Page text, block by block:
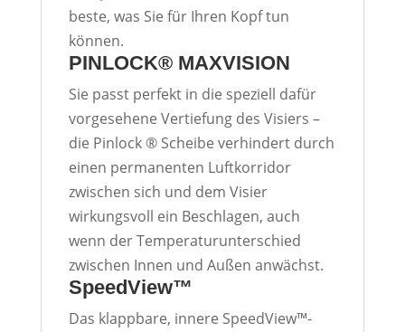
beste, was Sie für Ihren Kopf tun
können.
PINLOCK® MAXVISION
Sie passt perfekt in die speziell dafür
vorgesehene Vertiefung des Visiers –
die Pinlock ® Scheibe verhindert durch
einen permanenten Luftkorridor
zwischen sich und dem Visier
wirkungsvoll ein Beschlagen, auch
wenn der Temperaturunterschied
zwischen Innen und Außen anwächst.
SpeedView™
Das klappbare, innere SpeedView™-